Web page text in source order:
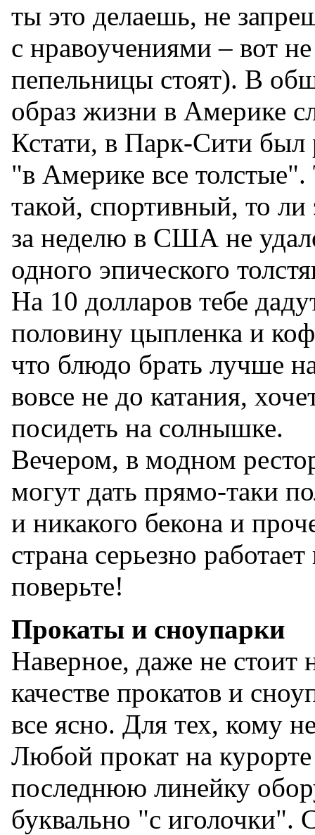
ты это делаешь, не
с нравоучениями – вот
пепельницы стоят). В
образ жизни в Америке
Кстати, в Парк-Сити был
"в Америке все
такой, спортивный, то
за неделю в США не
одного эпического
На 10 долларов тебе
половину цыпленка и
что блюдо брать лучше
вовсе не до катания,
посидеть на солнышке.
Вечером, в модном
могут дать прямо-таки
и никакого бекона и
страна серьезно
поверьте!
Прокаты и сноупарки
Наверное, даже не стоит
качестве прокатов и
все ясно. Для тех, кому
Любой прокат на курорте
последнюю линейку
буквально "с иголочки".